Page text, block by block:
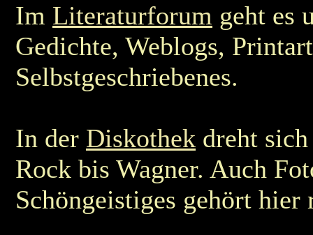
Im Literaturforum geht es
Gedichte, Weblogs,
Selbstgeschriebenes.
In der Diskothek dreht
Rock bis Wagner. Auch
Schöngeistiges gehört hier